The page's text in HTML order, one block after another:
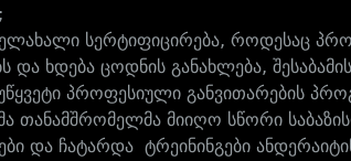
სერტიფიცირება, როდესაც
და ხდება ცოდნის განახლება,
პროფესიული განვითარების
თანამშრომელმა მიიღო სწორი
და ჩატარდა ტრეინინგები